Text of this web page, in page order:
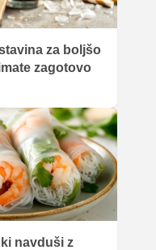
za boljšo
zagotovo
navduši z